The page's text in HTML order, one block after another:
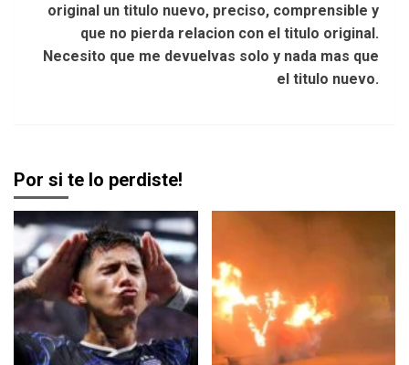
original un titulo nuevo, preciso, comprensible y
que no pierda relacion con el titulo original.
Necesito que me devuelvas solo y nada mas que
el titulo nuevo.
Por si te lo perdiste!